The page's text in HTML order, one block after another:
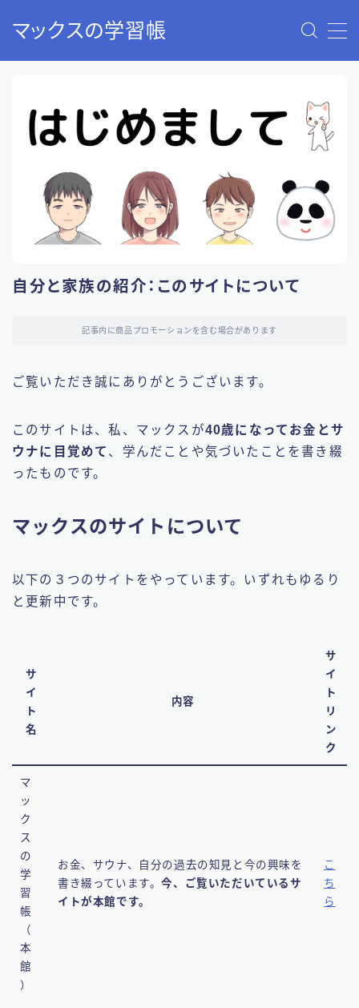
マックスの学習帳
MENU
お問い合わせ
サウナのすすめ（入門編）：ストレス解消で人生が変わ
トップページ
プライバシーポリシー
免責事項
利用規約／特定商取引法に基づく表記
自分と家族の紹介：このサイトについて
記事内に商品プロモーションを含む場合があります
ご覧いただき誠にありがとうございます。
このサイトは、私、マックスが40歳になってお金とサ
ウナに目覚めて 、学んだことや気づいたことを書き綴
ったものです。
マックスのサイトについて
以下の３つのサイトをやっています。いずれもゆるり
と更新中です。
サ
イ
ト
名
内容
サ
イ
ト
リ
ン
ク
マ
ッ
ク
ス
の
学
習
帳
（
本
館
）
お金、サウナ、自分の過去の知見と今の興味を
書き綴っています。今、ご覧いただいているサ
イトが本館です。
こ
ち
ら